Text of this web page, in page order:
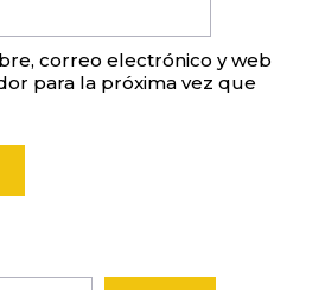
correo electrónico y web
para la próxima vez que